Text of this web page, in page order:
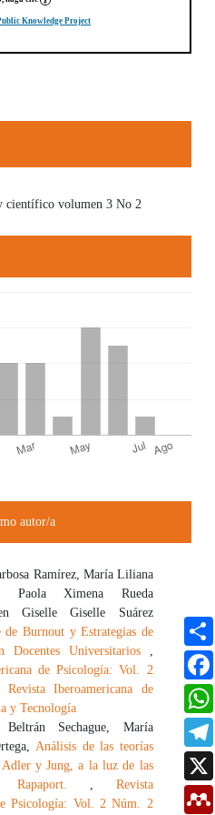
Knowledge Project
artículo
científico volumen 3 No 2
autor/a
Ramírez, María Liliana
Paola Ximena Rueda
Giselle Giselle Suárez
de Burnout y Estrategias de
Docentes Universitarios ,
de Psicología: Vol. 2
Iberoamericana de
y Tecnología
Sechague, María
Análisis de las teorías
Adler y Jung, a la luz de las
Rapaport. , Revista
Psicología: Vol. 2 Núm. 2